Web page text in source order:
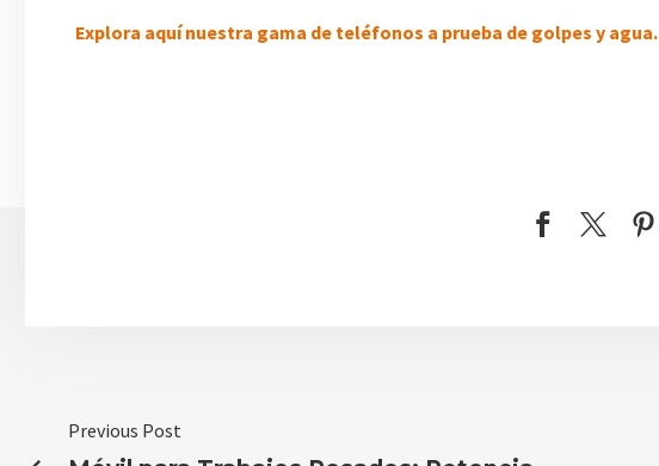
Explora aquí nuestra gama de teléfonos a prueba de golpes y agua.
Previous Post